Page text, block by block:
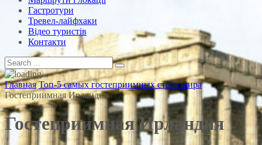
Гастротури
Тревел-лайфхаки
Відео туристів
Контакти
Главная Топ-5 самых гостеприимных стран мира
Гостеприимная Ирландия
Гостеприимная Ирландия